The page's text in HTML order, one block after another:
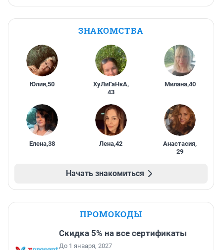
ЗНАКОМСТВА
Юлия,50 ХуЛиГаНкА,
43
Милана,40
Елена,38 Лена,42 Анастасия,
29
Начать знакомиться
ПРОМОКОДЫ
Скидка 5% на все сертификаты
До 1 января, 2027